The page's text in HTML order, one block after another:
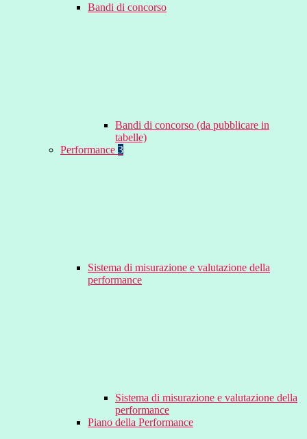
Bandi di concorso
Bandi di concorso (da pubblicare in
tabelle)
Performance 3
Sistema di misurazione e valutazione della
performance
Sistema di misurazione e valutazione della
performance
Piano della Performance